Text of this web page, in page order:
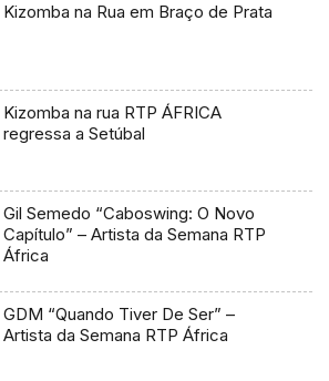
Kizomba na Rua em Braço de Prata
Kizomba na rua RTP ÁFRICA
regressa a Setúbal
Gil Semedo “Caboswing: O Novo
Capítulo” – Artista da Semana RTP
África
GDM “Quando Tiver De Ser” –
Artista da Semana RTP África